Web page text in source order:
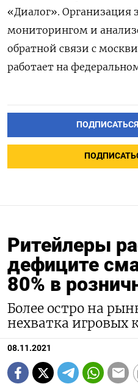
«Диалог». Организация
мониторингом и
обратной связи с
работает на
Ритейлеры
дефиците
80% в
Более остро на
нехватка игровых
08.11.2021